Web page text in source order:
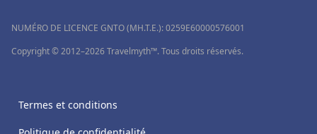
NUMÉRO DE LICENCE GNTO (MH.T.E.): 0259Ε60000576001
Copyright © 2012–2026 Travelmyth™. Tous droits réservés.
Termes et conditions